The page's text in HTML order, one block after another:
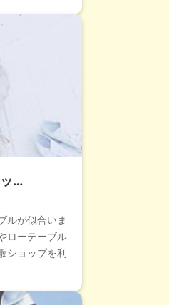
…
ルが似合いま
ローテーブル
ショップを利